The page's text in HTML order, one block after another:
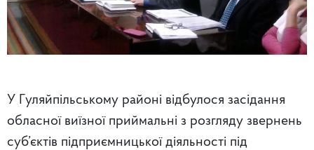
У Гуляйпільському районі відбулося засідання
обласної виїзної приймальні з розгляду звернень
суб’єктів підприємницької діяльності під